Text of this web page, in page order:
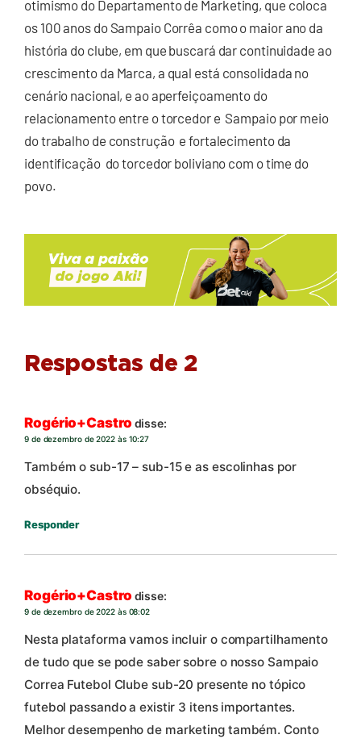
otimismo do Departamento de Marketing, que coloca
os 100 anos do Sampaio Corrêa como o maior ano da
história do clube, em que buscará dar continuidade ao
crescimento da Marca, a qual está consolidada no
cenário nacional, e ao aperfeiçoamento do
relacionamento entre o torcedor e Sampaio por meio
do trabalho de construção e fortalecimento da
identificação do torcedor boliviano com o time do
povo.
Respostas de 2
Rogério+Castro disse:
9 de dezembro de 2022 às 10:27
Também o sub-17 – sub-15 e as escolinhas por
obséquio.
Responder
Rogério+Castro disse:
9 de dezembro de 2022 às 08:02
Nesta plataforma vamos incluir o compartilhamento
de tudo que se pode saber sobre o nosso Sampaio
Correa Futebol Clube sub-20 presente no tópico
futebol passando a existir 3 itens importantes.
Melhor desempenho de marketing também. Conto